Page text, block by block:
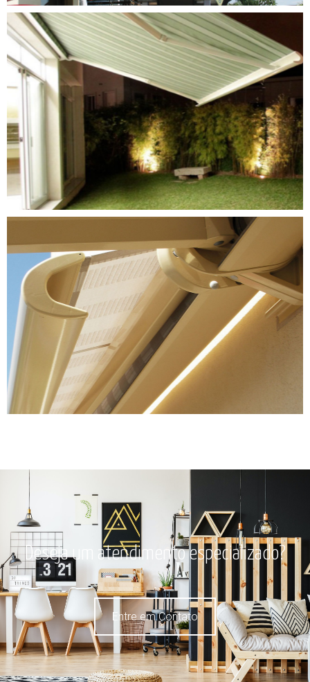
Deseja um atendimento especializado?
Entre em Contato